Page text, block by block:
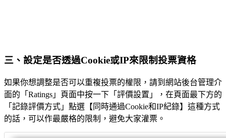
三、設定是否透過Cookie或IP來限制投票資格
如果你想調整是否可以重複投票的權限，請到網站後台管理介
面的「Ratings」頁面中按一下「評價設置」，在頁面最下方的
「記錄評價方式」點選【同時通過Cookie和IP紀錄】這種方式
的話，可以作最嚴格的限制，避免大家灌票。